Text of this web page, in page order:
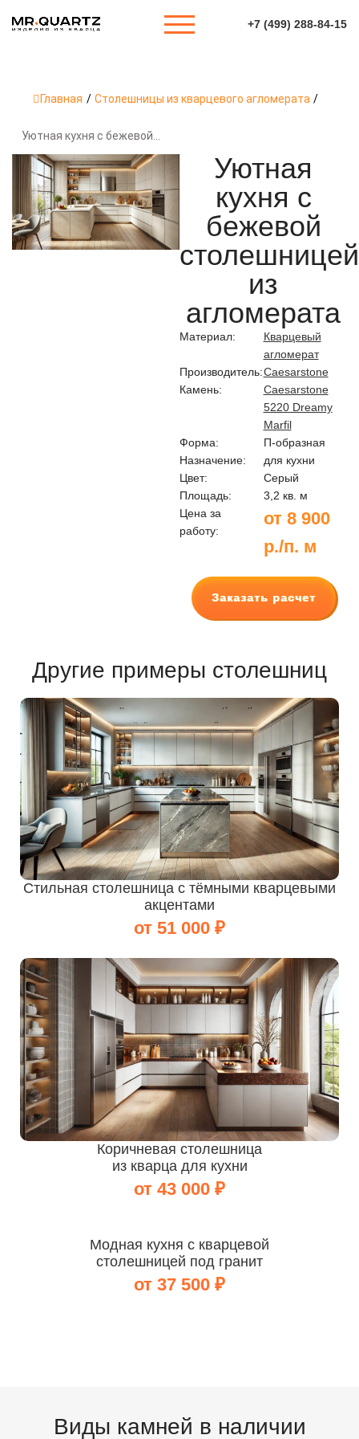
+7 (499) 288-84-15
Главная / Столешницы из кварцевого агломерата /
Уютная кухня с бежевой...
Уютная
кухня с
бежевой
столешницей
из
агломерата
Материал:
Кварцевый
агломерат
Производитель:Caesarstone
Камень:
Caesarstone
5220 Dreamy
Marfil
Форма:
П-образная
Назначение:
для кухни
Цвет:
Серый
Площадь:
3,2 кв. м
Цена за
работу:
от 8 900
р./п. м
Заказать расчет
Другие примеры столешниц
Стильная столешница с тёмными кварцевыми
акцентами
от 51 000 ₽
Коричневая столешница
из кварца для кухни
от 43 000 ₽
Модная кухня с кварцевой
столешницей под гранит
от 37 500 ₽
Виды камней в наличии